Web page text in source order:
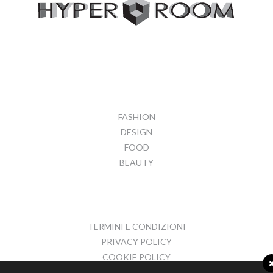
FASHION
DESIGN
FOOD
BEAUTY
TERMINI E CONDIZIONI
PRIVACY POLICY
COOKIE POLICY